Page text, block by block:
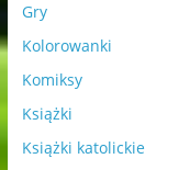
Gry
Kolorowanki
Komiksy
Książki
Książki katolickie